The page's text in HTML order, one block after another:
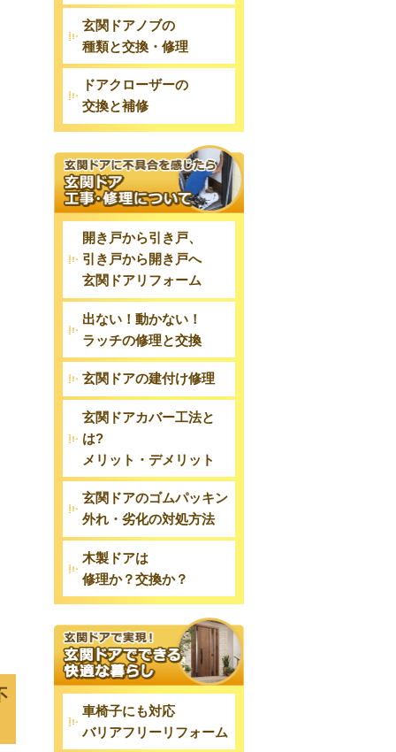
玄関ドアノブの
種類と交換・修理
ドアクローザーの
交換と補修
開き戸から引き戸、
引き戸から開き戸へ
玄関ドアリフォーム
出ない！動かない！
ラッチの修理と交換
玄関ドアの建付け修理
玄関ドアカバー工法と
は?
メリット・デメリット
玄関ドアのゴムパッキン
外れ・劣化の対処方法
木製ドアは
修理か？交換か？
車椅子にも対応
バリアフリーリフォーム